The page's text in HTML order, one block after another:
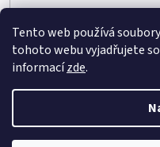
Tento web používá
tohoto webu vyjadřujete
informacízde.
PŘIHLÁSIT SE